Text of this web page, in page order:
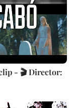
- 🎬 Director: